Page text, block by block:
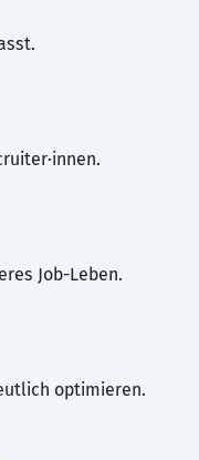
Job-Leben.
optimieren.